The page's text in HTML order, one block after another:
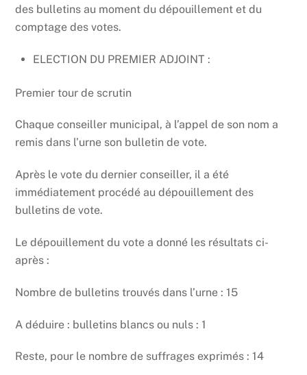
des bulletins au moment du dépouillement et du
comptage des votes.
ELECTION DU PREMIER ADJOINT :
Premier tour de scrutin
Chaque conseiller municipal, à l’appel de son nom a
remis dans l’urne son bulletin de vote.
Après le vote du dernier conseiller, il a été
immédiatement procédé au dépouillement des
bulletins de vote.
Le dépouillement du vote a donné les résultats ci-
après :
Nombre de bulletins trouvés dans l’urne : 15
A déduire : bulletins blancs ou nuls : 1
Reste, pour le nombre de suffrages exprimés : 14